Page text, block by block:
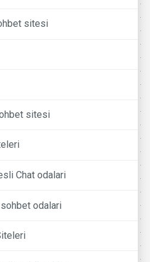
sitesi
sitesi
Chat odalari
odalari